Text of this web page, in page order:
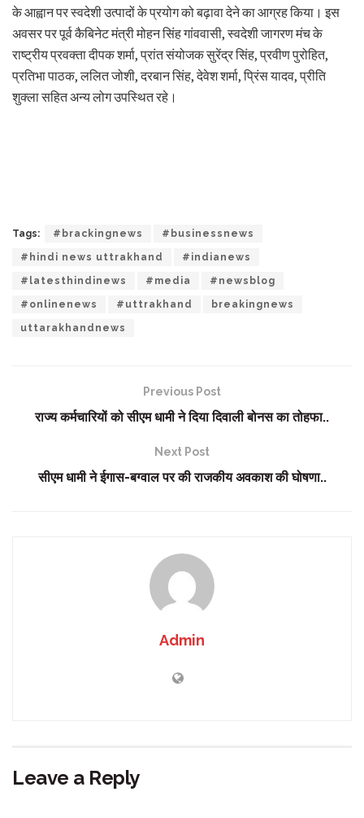
के आह्वान पर स्वदेशी उत्पादों के प्रयोग को बढ़ावा देने का आग्रह किया। इस
अवसर पर पूर्व कैबिनेट मंत्री मोहन सिंह गांववासी, स्वदेशी जागरण मंच के
राष्ट्रीय प्रवक्ता दीपक शर्मा, प्रांत संयोजक सुरेंद्र सिंह, प्रवीण पुरोहित,
प्रतिभा पाठक, ललित जोशी, दरबान सिंह, देवेश शर्मा, प्रिंस यादव, प्रीति
शुक्ला सहित अन्य लोग उपस्थित रहे।
Tags: #brackingnews #businessnews
#hindi news uttrakhand #indianews
#latesthindinews #media #newsblog
#onlinenews #uttrakhand breakingnews
uttarakhandnews
Previous Post
राज्य कर्मचारियों को सीएम धामी ने दिया दिवाली बोनस का तोहफा..
Next Post
सीएम धामी ने ईगास-बग्वाल पर की राजकीय अवकाश की घोषणा..
Admin
Leave a Reply